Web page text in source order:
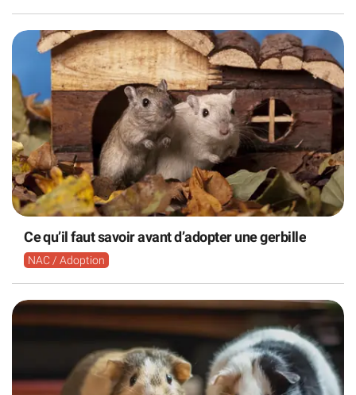
Ce qu’il faut savoir avant d’adopter une gerbille
NAC / Adoption